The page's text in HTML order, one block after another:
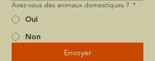
Avez-vous des animaux domestiques ? *
Oui
Non
Envoyer